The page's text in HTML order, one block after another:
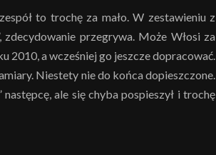
to trochę za mało. W zestawieniu z
zdecydowanie przegrywa. Może Włosi za
2010, a wcześniej go jeszcze dopracować.
Niestety nie do końca dopieszczone.
ale się chyba pospieszył i trochę